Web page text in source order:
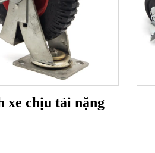
xe chịu tải nặng